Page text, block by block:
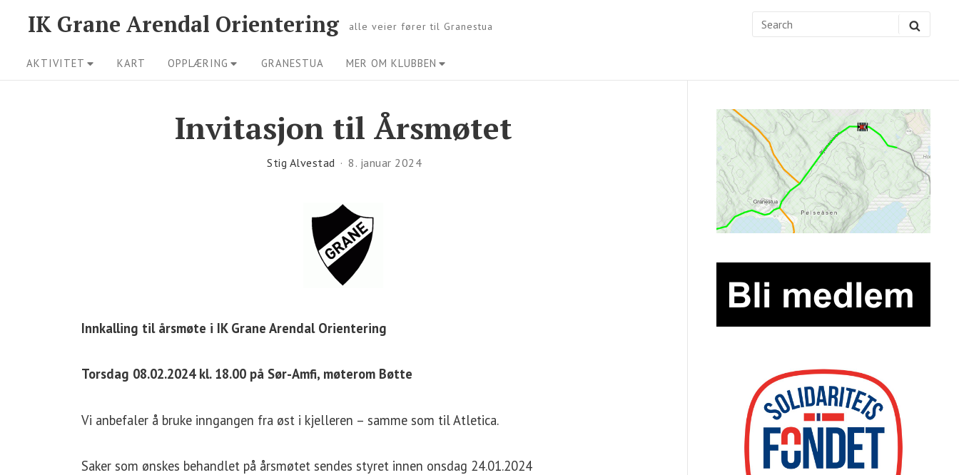
content
IK Grane Arendal Orientering alle veier fører til Granestua
Search
Site
Navigation
AKTIVITET KART OPPLÆRING GRANESTUA MER OM KLUBBEN
Invitasjon til Årsmøtet
Stig Alvestad 8. januar 2024
Innkalling til årsmøte i IK Grane Arendal Orientering
Torsdag 08.02.2024 kl. 18.00 på Sør-Amfi, møterom Bøtte
Vi anbefaler å bruke inngangen fra øst i kjelleren – samme som til Atletica.
Saker som ønskes behandlet på årsmøtet sendes styret innen onsdag 24.01.2024
Sidebar
Widget
Area